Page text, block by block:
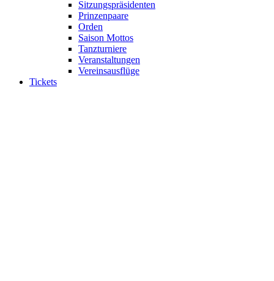
Sitzungspräsidenten
Prinzenpaare
Orden
Saison Mottos
Tanzturniere
Veranstaltungen
Vereinsausflüge
Tickets